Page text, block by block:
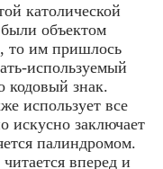
католической
объектом
то им пришлось
используемый
кодовый знак.
использует все
искусно заключает
палиндромом.
вперед и